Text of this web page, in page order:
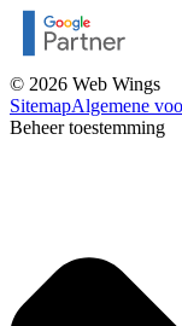
© 2026 Web Wings
SitemapAlgemene
Beheer toestemming